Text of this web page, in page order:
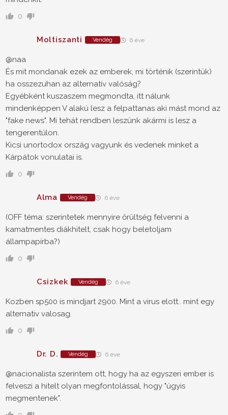
0
Moltiszanti Vendég 6 éve
@naa
És mit mondanak ezek az emberek, mi történik (szerintük)
ha osszezuhan az alternatív valóság?
Egyébként kuszaszem megmondta, itt nálunk
mindenképpen V alakú lesz a felpattanas aki mást mond az
"fake news". Mi tehát rendben leszünk akármi is lesz a
tengerentúlon.
Kicsi unortodox ország vagyunk és vedenek minket a
Kárpátok vonulatai is.
0
Alma Vendég 6 éve
(OFF téma: szerintetek mennyire őrültség felvenni a
kamatmentes diákhitelt, csak hogy beletoljam
állampapírba?)
0
Csizkek Vendég 6 éve
Kozben sp500 is mindjart 2900. Mint a virus elott.. mint egy
alternativ valosag.
0
Dr. D. Vendég 6 éve
@nacionalista szerintem ott, hogy ha az egyszeri ember is
felveszi a hitelt olyan megfontolással, hogy "úgyis
megmentenek".